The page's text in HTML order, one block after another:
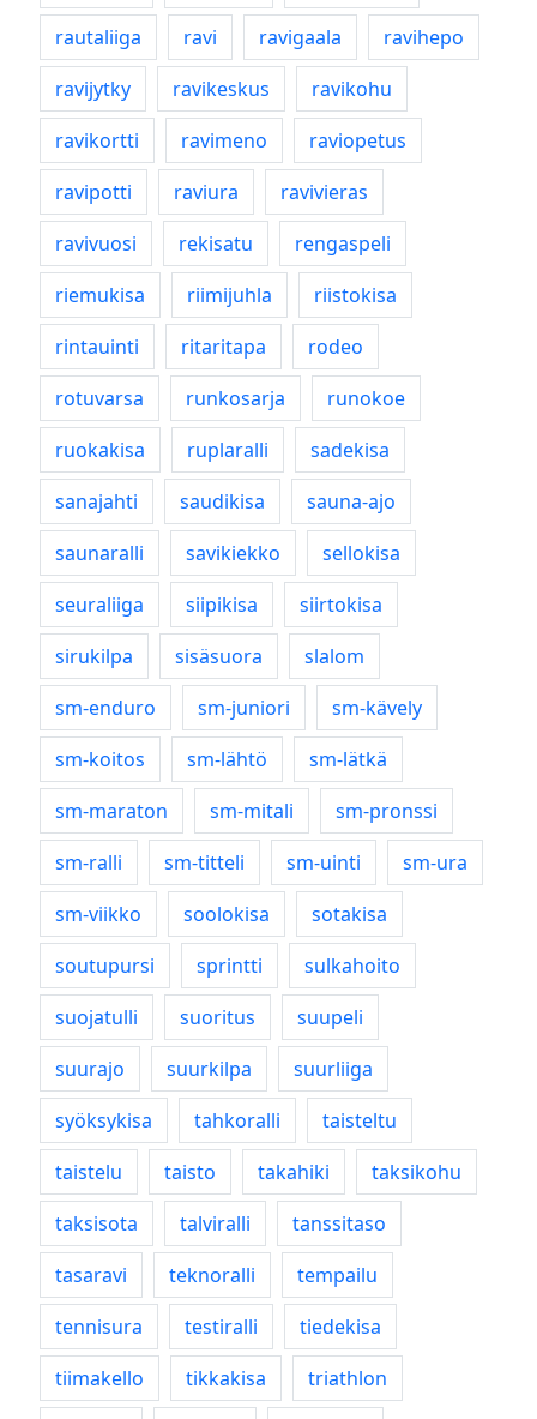
rautaliiga
ravi ravigaala
ravihepo
ravijytky
ravikeskus
ravikohu
ravikortti
ravimeno
raviopetus
ravipotti
raviura
ravivieras
ravivuosi
rekisatu
rengaspeli
riemukisa
riimijuhla
riistokisa
rintauinti
ritaritapa
rodeo
rotuvarsa
runkosarja
runokoe
ruokakisa
ruplaralli
sadekisa
sanajahti
saudikisa
sauna-ajo
saunaralli
savikiekko
sellokisa
seuraliiga
siipikisa
siirtokisa
sirukilpa
sisäsuora
slalom
sm-enduro
sm-juniori
sm-kävely
sm-koitos
sm-lähtö
sm-lätkä
sm-maraton
sm-mitali
sm-pronssi
sm-ralli
sm-titteli sm-uinti
sm-ura
sm-viikko
soolokisa
sotakisa
soutupursi
sprintti
sulkahoito
suojatulli
suoritus
suupeli
suurajo
suurkilpa
suurliiga
syöksykisa
tahkoralli
taisteltu
taistelu
taisto takahiki
taksikohu
taksisota
talviralli
tanssitaso
tasaravi
teknoralli
tempailu
tennisura
testiralli
tiedekisa
tiimakello
tikkakisa
triathlon